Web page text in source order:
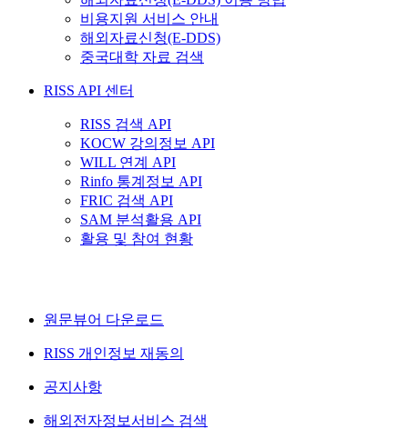
비용지원 서비스 안내
해외자료신청(E-DDS)
중국대학 자료 검색
RISS API 센터
RISS 검색 API
KOCW 강의정보 API
WILL 연계 API
Rinfo 통계정보 API
FRIC 검색 API
SAM 분석활용 API
활용 및 참여 현황
원문뷰어 다운로드
RISS 개인정보 재동의
공지사항
해외전자정보서비스 검색